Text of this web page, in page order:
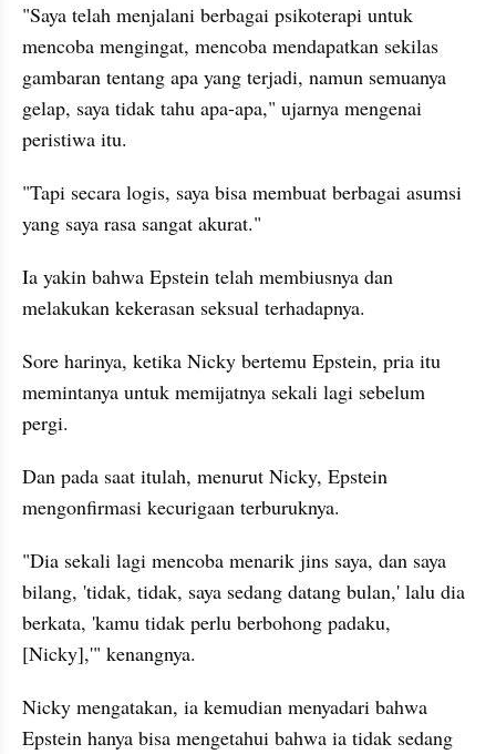
"Saya telah menjalani berbagai psikoterapi untuk
mencoba mengingat, mencoba mendapatkan sekilas
gambaran tentang apa yang terjadi, namun semuanya
gelap, saya tidak tahu apa-apa," ujarnya mengenai
peristiwa itu.
"Tapi secara logis, saya bisa membuat berbagai asumsi
yang saya rasa sangat akurat."
Ia yakin bahwa Epstein telah membiusnya dan
melakukan kekerasan seksual terhadapnya.
Sore harinya, ketika Nicky bertemu Epstein, pria itu
memintanya untuk memijatnya sekali lagi sebelum
pergi.
Dan pada saat itulah, menurut Nicky, Epstein
mengonfirmasi kecurigaan terburuknya.
"Dia sekali lagi mencoba menarik jins saya, dan saya
bilang, 'tidak, tidak, saya sedang datang bulan,' lalu dia
berkata, 'kamu tidak perlu berbohong padaku,
[Nicky],'" kenangnya.
Nicky mengatakan, ia kemudian menyadari bahwa
Epstein hanya bisa mengetahui bahwa ia tidak sedang